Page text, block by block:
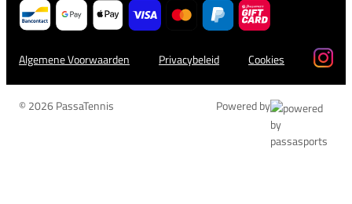
Algemene Voorwaarden Privacybeleid Cookies
© 2026 PassaTennis Powered by